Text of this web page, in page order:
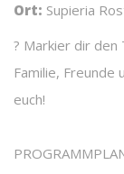
Ort: Supieria
? Markier dir
Familie, Freunde
euch!